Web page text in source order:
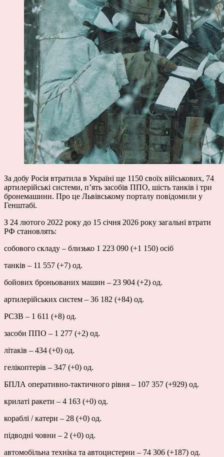
За добу Росія втратила в Україні ще 1150 своїх військових, 74
артилерійські системи, п’ять засобів ППО, шість танків і три
бронемашини. Про це Львівському порталу повідомили у
Генштабі.
З 24 лютого 2022 року до 15 січня 2026 року загальні втрати
РФ становлять:
собового складу – близько 1 223 090 (+1 150) осіб
танків – 11 557 (+7) од.
бойових броньованих машин – 23 904 (+2) од.
артилерійських систем – 36 182 (+84) од.
РСЗВ – 1 611 (+8) од.
засоби ППО – 1 277 (+2) од.
літаків – 434 (+0) од.
гелікоптерів – 347 (+0) од.
БПЛА оперативно-тактичного рівня – 107 357 (+929) од.
крилаті ракети – 4 163 (+0) од.
кораблі / катери – 28 (+0) од.
підводні човни – 2 (+0) од.
автомобільна техніка та автоцистерни – 74 306 (+187) од.